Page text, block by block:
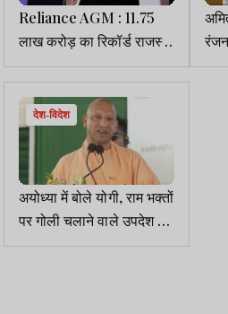
Reliance AGM : 11.75
लाख करोड़ का रिकॉर्ड राजस्व
और 95,754 करोड़ का शुद्ध
लाभ कमाया
देश-विदेश
अयोध्या में बोले योगी, राम भक्तों
पर गोली चलाने वाले उपदेश न
दें, चंदाचोरी मामले में कोई नहीं